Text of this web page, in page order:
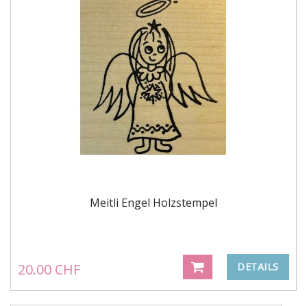
Meitli Engel Holzstempel
20.00 CHF DETAILS